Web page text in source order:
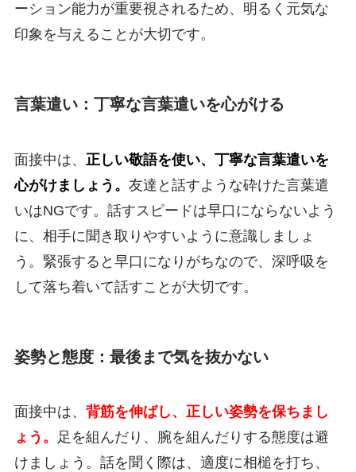
ーション能力が重要視されるため、明るく元気な
印象を与えることが大切です。
言葉遣い：丁寧な言葉遣いを心がける
面接中は、 正しい敬語を使い、丁寧な言葉遣いを
心がけましょう。 友達と話すような砕けた言葉遣
いはNGです。話すスピードは早口にならないよう
に、相手に聞き取りやすいように意識しましょ
う。緊張すると早口になりがちなので、深呼吸を
して落ち着いて話すことが大切です。
姿勢と態度：最後まで気を抜かない
面接中は、 背筋を伸ばし、正しい姿勢を保ちまし
ょう。
足を組んだり、腕を組んだりする態度は避
けましょう。話を聞く際は、適度に相槌を打ち、